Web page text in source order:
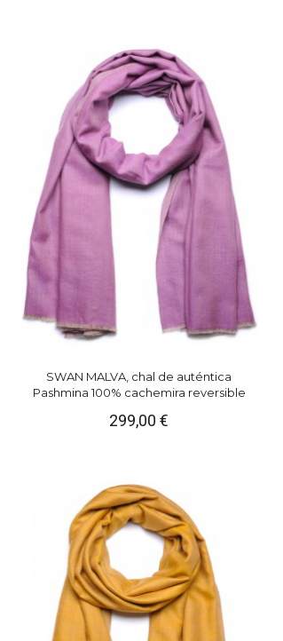
SWAN MALVA, chal de auténtica
Pashmina 100% cachemira reversible
299,00 €